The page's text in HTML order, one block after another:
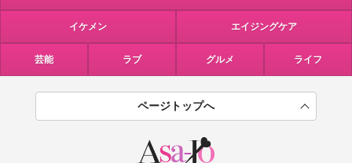
イケメン エイジングケア
芸能 ラブ グルメ ライフ
ページトップへ